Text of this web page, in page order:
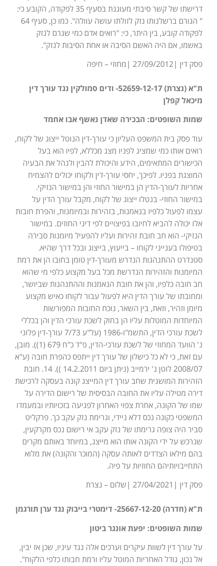
דרישתו של קשר סיבתי מעוגנת בסעיף 35 לפקודה, הקובע כי:
" הגורם ברשלנותו נזק לזולתו עושה עוולה". כמו כן, סעיף 64
לפקודה קובע, בין היתר, כי: "רואים אדם כמי שגרם לנזק
באשמו, אם היה האשם הסיבה או אחת הסיבות לנזק".
פסק דין |27/09/2012 |מחוזי – חיפה
ת"א (נצרת) 52659-12-17- ודים סמולקין נגד עורך דין
מיכאל קפלן
שמות השופטים: הבכירה שאדן נאשף אבו אחמד
עוד פסק בית המשפט העליון כי עורך-דין הנוטל ייצוג של לקוח,
רואים אותו כמי שמציג לפניו מצג מכללא, לפיו הוא בעל
הכישורים המתאימים, הידע והיכולת להבין ולנהל את הבעיה
המוצגת בפניו. לפיכך, יחסי עורך-דין ולקוחו יכולים להצמיח
אחריות לעורך-הדין הן במישור החוזי והן במישור הנזיקי.
במישור החוזי- בנטלו ייצוג של לקוח, מקבל עורך הדין על
עצמו לפעול כלפיו בנאמנות, בזהירות ובמיומנות, והפרת חובות
אלו יכולה להביא לחיובו בפיצויים לפי דיני החוזים. במישור
הנזיקי- הוא חב חובת זהירות ועליו להפעיל מיומנות סבירה
בטיפולו בענייני לקוחו – בייעוץ, בייצוג ובכל דרך שהיא.
סטנדרט ההתנהגות הנדרש מעורך-דין טומן בחובו הן את רמת
המיומנות והזהירות הנדרשת מכל בעל מקצוע כלפי מי שהוא
חב חובה כלפיו, והן את חובת הנאמנות וההתנהגות שביושר,
ומחובתו של עורך הדין היא לפעול עבור לקוחו כאיש מקצוע
מיומן וזהיר, וזאת, בין השאר, נוכח החובות המפורשות
המיוחדות המוטלות עליו הן בחוק לשכת עורכי הדין והן בכללי
לשכת עורכי הדין, התשמ"ו-1986 (על"ע 7/73 עורך-דין פלוני
נ' הוועד המחוזי של לשכת עורכי-הדין, פ"ד כ"ח 679 (1)). מובן,
עם זאת, כי לא כל כישלון של עורך דין ייתפס כהפרת חובה (ע"א
2008/07 לוטן נ' ירמייב (ניתן ביום 14.2.2011 )). 14. חובת
הזהירות המושגית שחב עורך דין המייצג קונה בעסקה לרכישת
דירה מטילה עליו את החובה הבסיסית של רישום הדירה על
שמו של הקונה, אחרת צפוי האחרון לפגיעה בזכויותיו ובמעמדו
המשפטי כקונה נכס דלא ניידי, וגרימת נזק עקב כך. פרקליט
סביר היה צופה גרימתו של נזק עקב אי רישום נכס מקרקעין,
שנרכש על ידי הקונה אותו הוא מייצג, במיוחד באותם מקרים
בהם מילאו הצדדים לאותה עסקה (המוכר והקונה) את מלוא
התחייבויותיהם החוזיות על פיה.
פסק דין |27/04/2021 |שלום – נצרת
ת"א (חדרה) 25667-12-20- דימטרי בייבוק נגד ערן תורגמן
שמות השופטים: יפעת אונגר ביטון
על עורך דין לשוות עיקרים וערכים אלה נגד עיניו, שכן אז יבין,
אל נכון, גודל האחריות המוטל עליו ורמת חבותו כלפי הלקוח".